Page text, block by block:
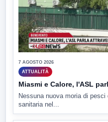
7 AGOSTO 2026
ATTUALITÀ
Miasmi e Calore, l'ASL
Nessuna nuova moria di
sanitaria nel...